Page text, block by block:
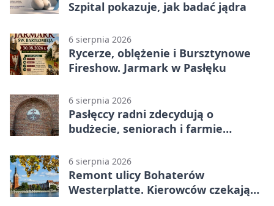
Szpital pokazuje, jak badać jądra
6 sierpnia 2026
Rycerze, oblężenie i Bursztynowe
Fireshow. Jarmark w Pasłęku
6 sierpnia 2026
Pasłęccy radni zdecydują o
budżecie, seniorach i farmie
6 sierpnia 2026
Remont ulicy Bohaterów
Westerplatte. Kierowców czekają